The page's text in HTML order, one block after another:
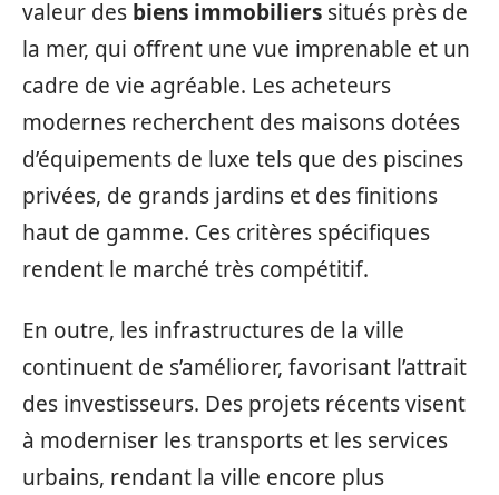
valeur des biens immobiliers situés près de
la mer, qui offrent une vue imprenable et un
cadre de vie agréable. Les acheteurs
modernes recherchent des maisons dotées
d’équipements de luxe tels que des piscines
privées, de grands jardins et des finitions
haut de gamme. Ces critères spécifiques
rendent le marché très compétitif.
En outre, les infrastructures de la ville
continuent de s’améliorer, favorisant l’attrait
des investisseurs. Des projets récents visent
à moderniser les transports et les services
urbains, rendant la ville encore plus